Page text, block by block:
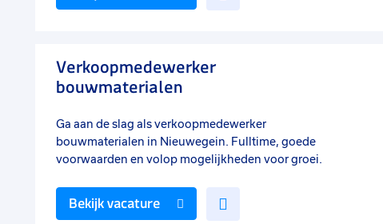
Verkoopmedewerker
bouwmaterialen
Ga aan de slag als verkoopmedewerker
bouwmaterialen in Nieuwegein. Fulltime, goede
voorwaarden en volop mogelijkheden voor groei.
Bekijk vacature